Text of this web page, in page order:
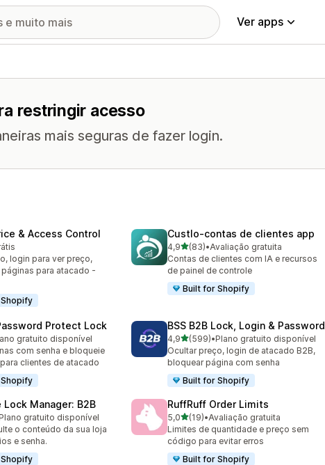
Ver apps
restringir acesso
mais seguras de fazer login.
& Access Control
ao todo
login para ver preço,
para atacado -
Custlo‑contas de clientes app
4,9de 5 estrelas
(83)
83 avaliações ao todo
•Avaliação gratuita
Contas de clientes com IA e recursos
de painel de controle
Built for Shopify
Protect Lock
ao todo
gratuito disponível
com senha e bloqueie
clientes de atacado
BSS B2B Lock, Login & Password
4,9de 5 estrelas
(599)
599 avaliações ao todo
•Plano gratuito disponível
Ocultar preço, login de atacado B2B,
bloquear página com senha
Built for Shopify
Lock Manager: B2B
ao todo
gratuito disponível
o conteúdo da sua loja
e senha.
RuffRuff Order Limits
5,0de 5 estrelas
(19)
19 avaliações ao todo
•Avaliação gratuita
Limites de quantidade e preço sem
código para evitar erros
Built for Shopify